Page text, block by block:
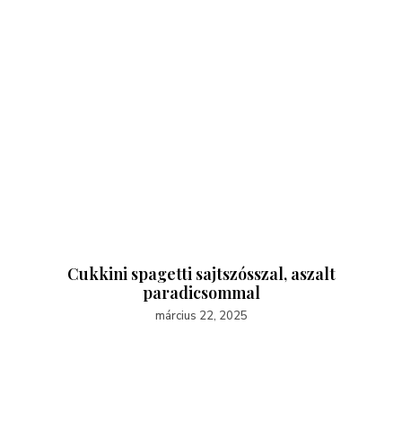
Cukkini spagetti sajtszósszal, aszalt
paradicsommal
március 22, 2025